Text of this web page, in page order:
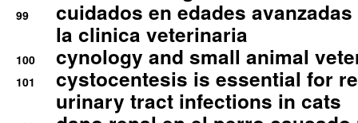
99
cuidados en edades
la clinica veterinaria
100 cynology and small animal
101
cystocentesis is essential for
urinary tract infections in cats